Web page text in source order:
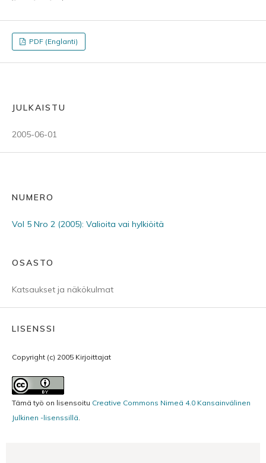
PDF (Englanti)
JULKAISTU
2005-06-01
NUMERO
Vol 5 Nro 2 (2005): Valioita vai hylkiöitä
OSASTO
Katsaukset ja näkökulmat
LISENSSI
Copyright (c) 2005 Kirjoittajat
Tämä työ on lisensoitu Creative Commons Nimeä 4.0 Kansainvälinen
Julkinen -lisenssillä.